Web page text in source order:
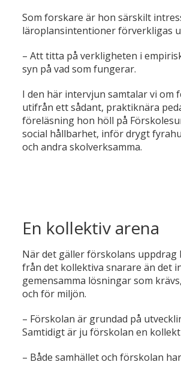
Som forskare är hon särskilt
läroplansintentioner förverkligas
– Att titta på verkligheten i
syn på vad som fungerar.
I den här intervjun samtalar vi
utifrån ett sådant, praktiknära
föreläsning hon höll på
social hållbarhet, inför drygt
och andra skolverksamma.
En kollektiv arena
När det gäller förskolans
från det kollektiva snarare än det
gemensamma lösningar som
och för miljön.
– Förskolan är grundad på
Samtidigt är ju förskolan en
– Både samhället och förskolan